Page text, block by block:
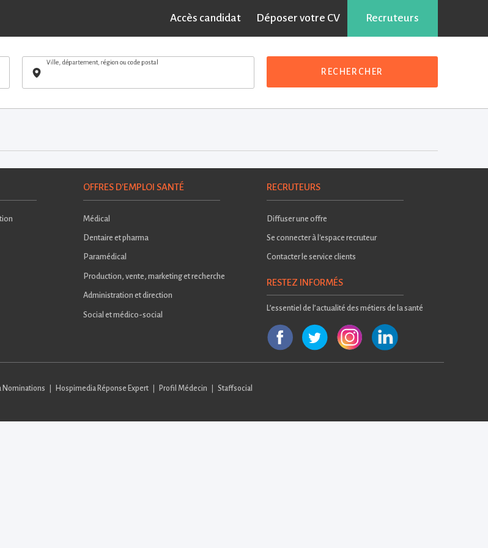
Accès candidat Déposer votre CV Recruteurs
Ville, département, région ou code postal
RECHERCHER
OFFRES D'EMPLOI SANTÉ
Médical
Dentaire et pharma
Paramédical
Production, vente, marketing et recherche
Administration et direction
Social et médico-social
RECRUTEURS
Diffuser une offre
Se connecter à l'espace recruteur
Contacter le service clients
RESTEZ INFORMÉS
L’essentiel de l’actualité des métiers de la santé
Nominations Hospimedia Réponse Expert Profil Médecin Staffsocial